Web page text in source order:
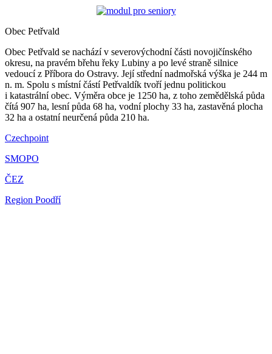
Obec Petřvald
Obec Petřvald se nachází v severovýchodní části novojičínského
okresu, na pravém břehu řeky Lubiny a po levé straně silnice
vedoucí z Příbora do Ostravy. Její střední nadmořská výška je 244 m
n. m. Spolu s místní částí Petřvaldík tvoří jednu politickou
i katastrální obec. Výměra obce je 1250 ha, z toho zemědělská půda
čítá 907 ha, lesní půda 68 ha, vodní plochy 33 ha, zastavěná plocha
32 ha a ostatní neurčená půda 210 ha.
Czechpoint
SMOPO
ČEZ
Region Poodří